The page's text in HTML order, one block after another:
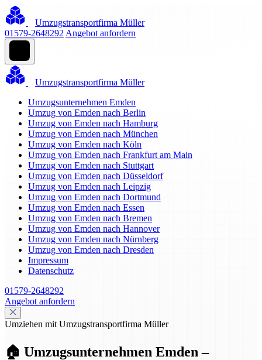
Umzugstransportfirma Müller
01579-2648292 Angebot anfordern
Umzugstransportfirma Müller
Umzugsunternehmen Emden
Umzug von Emden nach Berlin
Umzug von Emden nach Hamburg
Umzug von Emden nach München
Umzug von Emden nach Köln
Umzug von Emden nach Frankfurt am Main
Umzug von Emden nach Stuttgart
Umzug von Emden nach Düsseldorf
Umzug von Emden nach Leipzig
Umzug von Emden nach Dortmund
Umzug von Emden nach Essen
Umzug von Emden nach Bremen
Umzug von Emden nach Hannover
Umzug von Emden nach Nürnberg
Umzug von Emden nach Dresden
Impressum
Datenschutz
01579-2648292
Angebot anfordern
Umziehen mit Umzugstransportfirma Müller
🏠 Umzugsunternehmen Emden –